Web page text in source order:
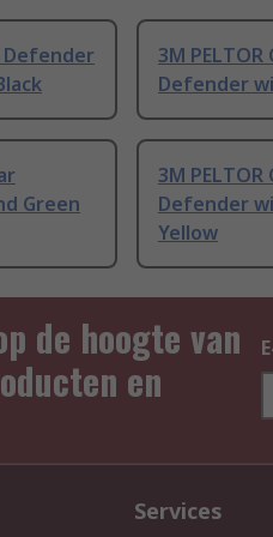
Defender
3M
Defender
Green
3M
Defender
Yellow
de hoogte van
en
Services